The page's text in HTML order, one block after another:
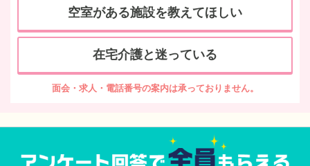
空室がある施設を教えてほしい
在宅介護と迷っている
面会・求人・電話番号の案内は承っておりません。